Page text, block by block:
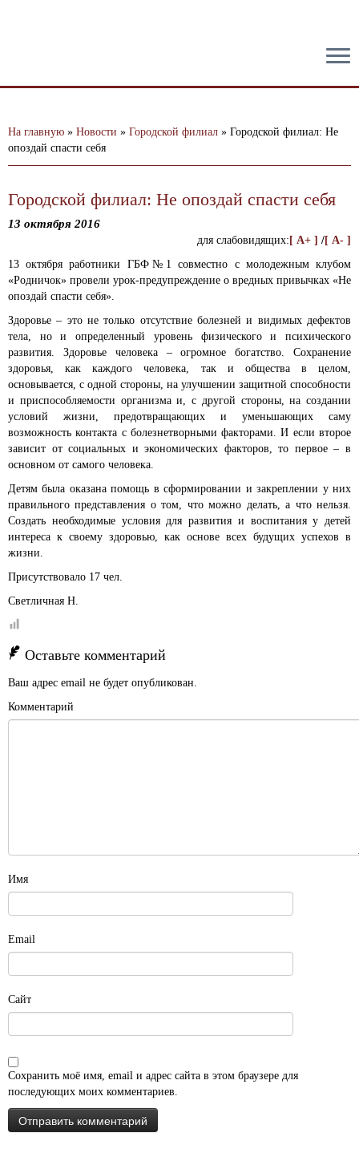
На главную » Новости » Городской филиал » Городской филиал: Не
опоздай спасти себя
Городской филиал: Не опоздай спасти себя
13 октября 2016
для слабовидящих: [ A+ ] /[ A- ]
13 октября работники ГБФ№1 совместно с молодежным клубом
«Родничок» провели урок-предупреждение о вредных привычках «Не
опоздай спасти себя».
Здоровье – это не только отсутствие болезней и видимых дефектов
тела, но и определенный уровень физического и психического
развития. Здоровье человека – огромное богатство. Сохранение
здоровья, как каждого человека, так и общества в целом,
основывается, с одной стороны, на улучшении защитной способности
и приспособляемости организма и, с другой стороны, на создании
условий жизни, предотвращающих и уменьшающих саму
возможность контакта с болезнетворными факторами. И если второе
зависит от социальных и экономических факторов, то первое – в
основном от самого человека.
Детям была оказана помощь в сформировании и закреплении у них
правильного представления о том, что можно делать, а что нельзя.
Создать необходимые условия для развития и воспитания у детей
интереса к своему здоровью, как основе всех будущих успехов в
жизни.
Присутствовало 17 чел.
Светличная Н.
Оставьте комментарий
Ваш адрес email не будет опубликован.
Комментарий
Имя
Email
Сайт
Сохранить моё имя, email и адрес сайта в этом браузере для
последующих моих комментариев.